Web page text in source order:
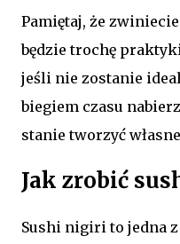
Pamiętaj, że
będzie trochę
jeśli nie zostanie
biegiem czasu
stanie tworzyć
Jak zrobić
Sushi nigiri to jedna